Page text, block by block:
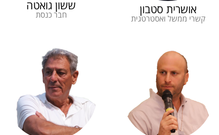
אושרית סטבון
קשרי ממשל ואסטרטגית
ששון גואטה
חבר כנסת